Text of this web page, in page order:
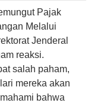
Pajak
Melalui
Jenderal
reaksi.
salah paham,
mereka akan
bahwa